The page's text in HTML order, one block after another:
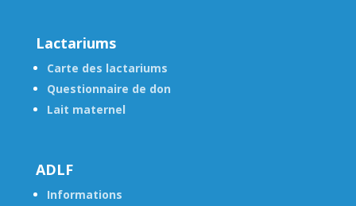
Lactariums
Carte des lactariums
Questionnaire de don
Lait maternel
ADLF
Informations